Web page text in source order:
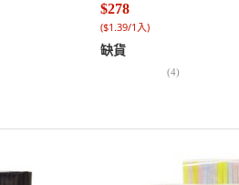
$278
($1.39/1入)
缺貨
(4)